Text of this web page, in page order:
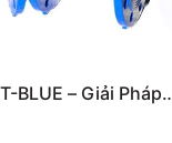
BLUE – Giải Pháp